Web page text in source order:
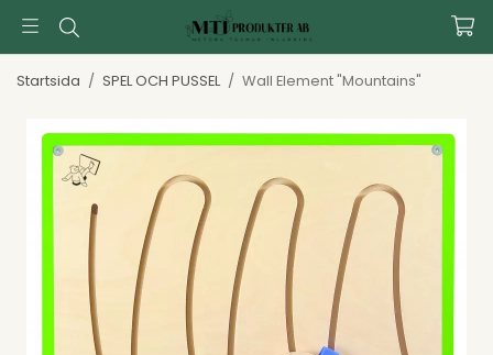
Startsida / SPEL OCH PUSSEL / Wall Element "Mountains"